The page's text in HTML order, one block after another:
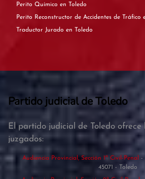
Perito Químico en Toledo
Traductor Jurado en Toledo
Partido judicial de Toledo
El partido judicial de Toledo ofrece
juzgados:
Audiencia Provincial, Sección 1ª Civil-Penal -
45071 - Toledo